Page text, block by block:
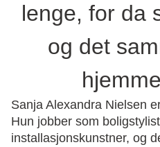
lenge, for da
og det
Sanja Alexandra Nielsen
Hun jobber som
installasjonskunstner, og